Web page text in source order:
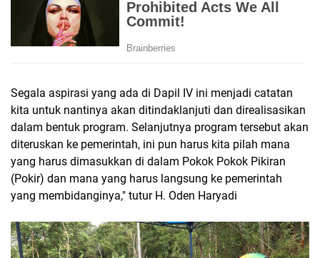
Segala aspirasi yang ada di Dapil IV ini menjadi catatan
kita untuk nantinya akan ditindaklanjuti dan direalisasikan
dalam bentuk program. Selanjutnya program tersebut akan
diteruskan ke pemerintah, ini pun harus kita pilah mana
yang harus dimasukkan di dalam Pokok Pokok Pikiran
(Pokir) dan mana yang harus langsung ke pemerintah
yang membidanginya," tutur H. Oden Haryadi